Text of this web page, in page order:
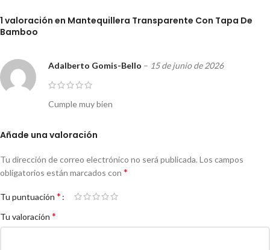
1 valoración en Mantequillera Transparente Con Tapa De
Bamboo
Adalberto Gomis-Bello – 15 de junio de 2026
Cumple muy bien
Añade una valoración
Tu dirección de correo electrónico no será publicada. Los campos
obligatorios están marcados con *
Tu puntuación *
Tu valoración *